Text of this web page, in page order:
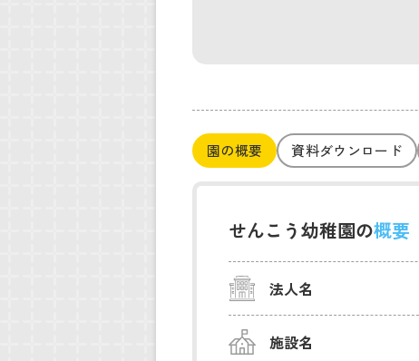
園の概要 資料ダウンロード
せんこう幼稚園の概要
法人名
施設名